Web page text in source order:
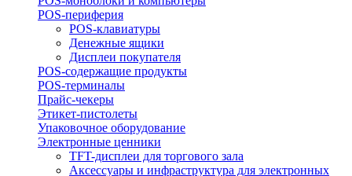
POS-периферия
POS-клавиатуры
Денежные ящики
Дисплеи покупателя
POS-содержащие продукты
POS-терминалы
Прайс-чекеры
Этикет-пистолеты
Упаковочное оборудование
Электронные ценники
TFT-дисплеи для торгового зала
Аксессуары и инфраструктура для электронных